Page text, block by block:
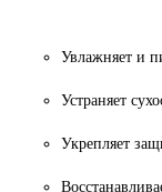
Увлажняет и
Устраняет
Укрепляет